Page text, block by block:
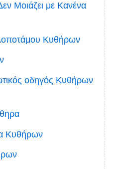
Μοιάζει με Κανένα
Κυθήρων
οδηγός Κυθήρων
Κυθήρων